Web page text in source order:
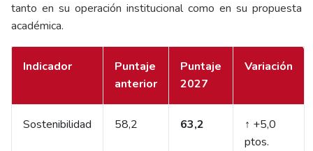
tanto en su operación institucional como en su propuesta
académica.
Indicador
Puntaje
anterior
Puntaje
2027
Variación
Sostenibilidad 58,2 63,2
↑ +5,0
ptos.